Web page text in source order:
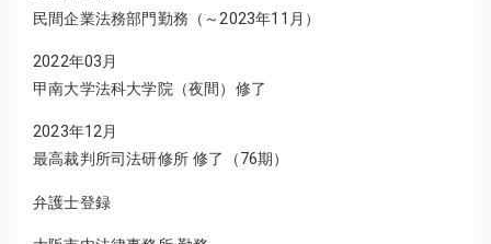
民間企業法務部門勤務（～2023年11月）
2022年03月
甲南大学法科大学院（夜間）修了
2023年12月
最高裁判所司法研修所 修了（76期）
弁護士登録